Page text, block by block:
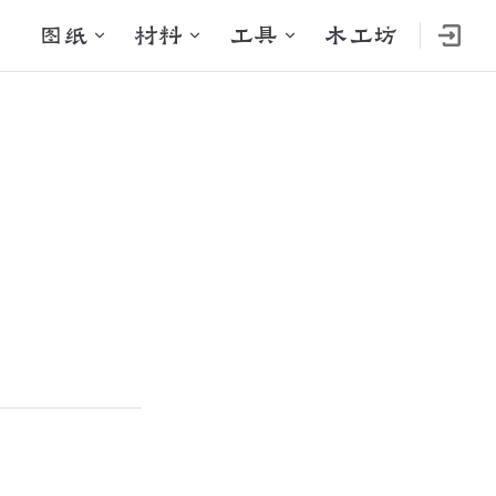
图纸 材料 工具 木工坊